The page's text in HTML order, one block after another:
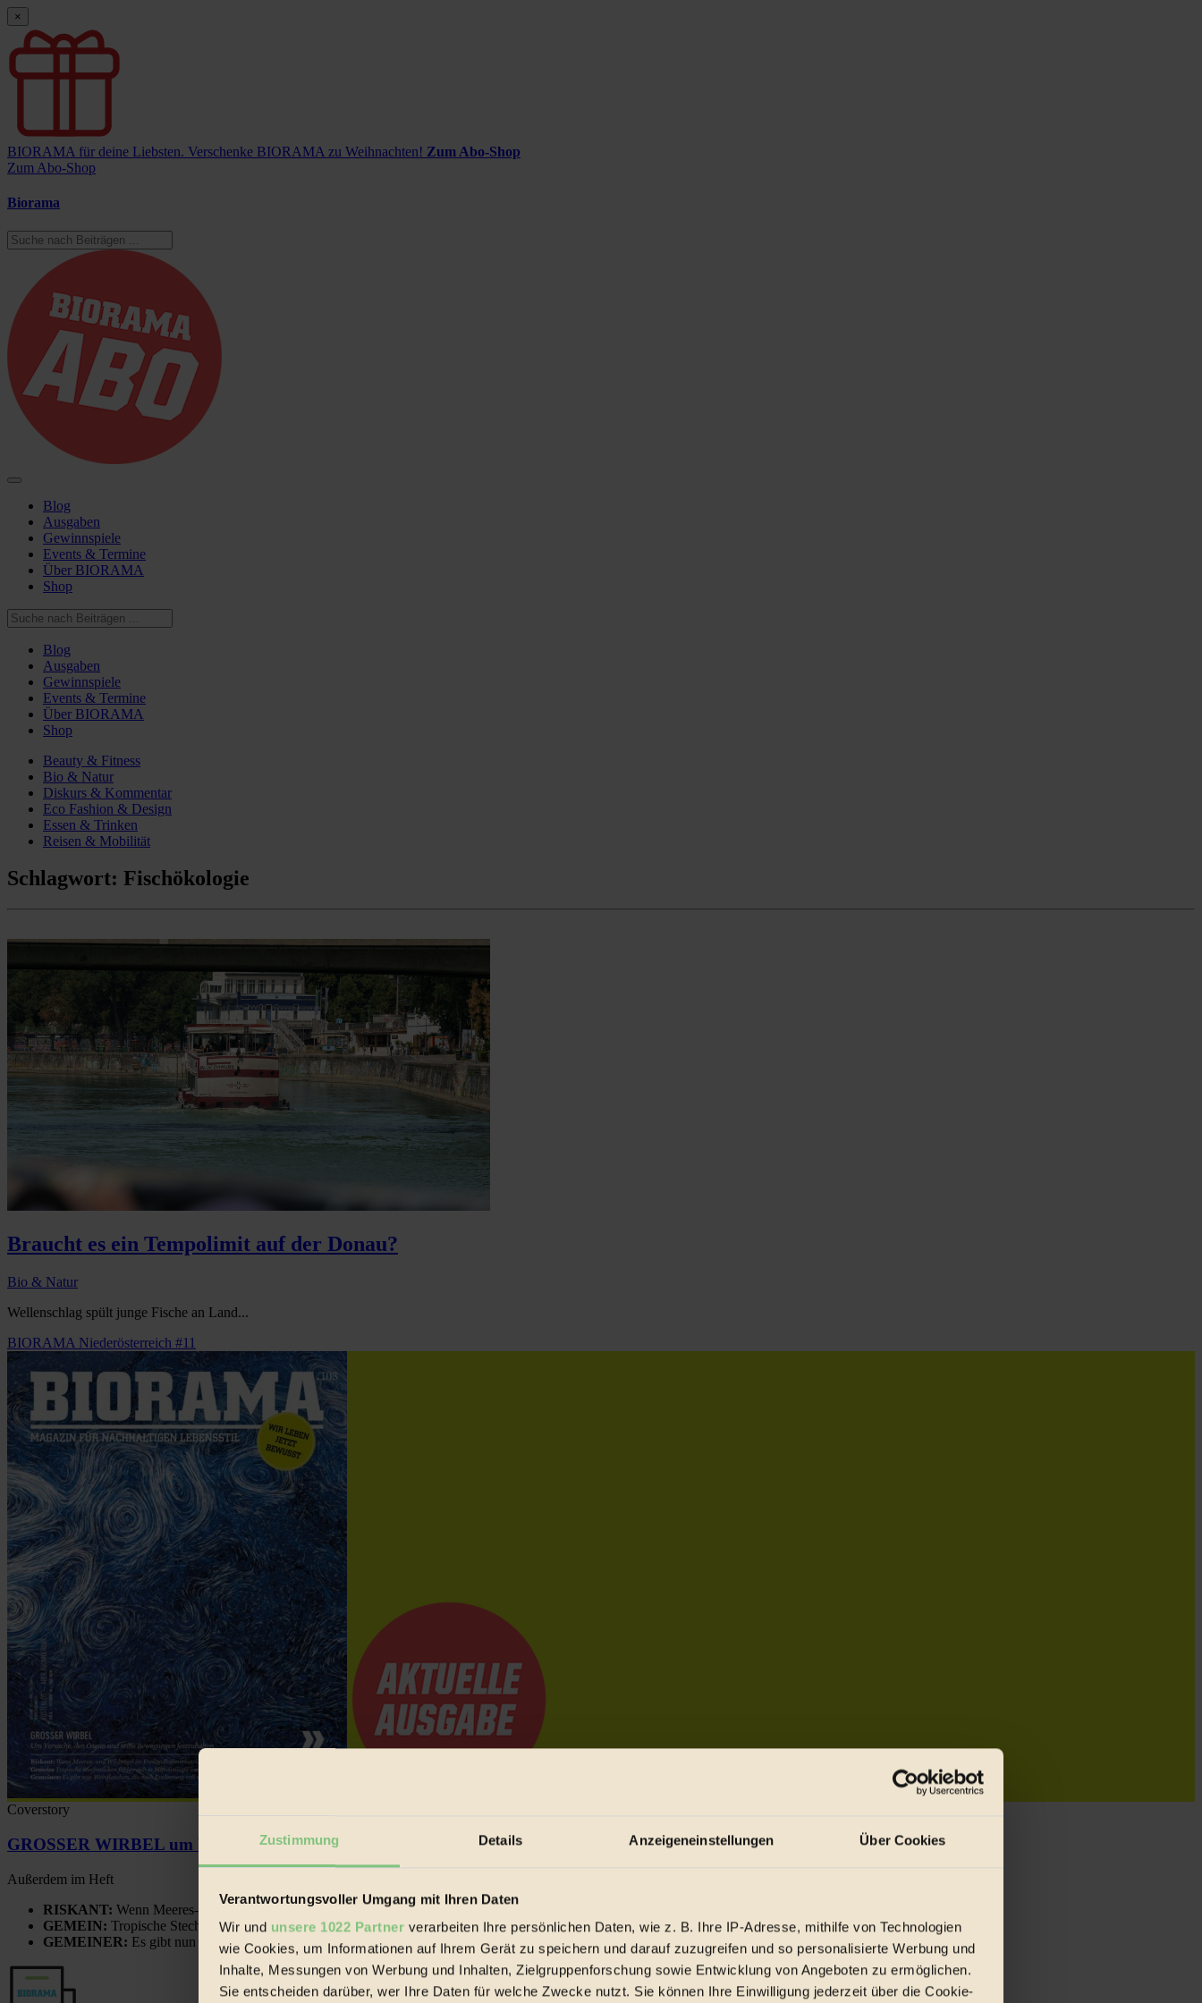
Zustimmung Details Anzeigeneinstellungen Über Cookies
Verantwortungsvoller Umgang mit Ihren Daten
Wir und unsere 1022 Partner verarbeiten Ihre persönlichen Daten, wie z. B. Ihre IP-Adresse, mithilfe von Technologien
wie Cookies, um Informationen auf Ihrem Gerät zu speichern und darauf zuzugreifen und so personalisierte Werbung und
Inhalte, Messungen von Werbung und Inhalten, Zielgruppenforschung sowie Entwicklung von Angeboten zu ermöglichen.
Sie entscheiden darüber, wer Ihre Daten für welche Zwecke nutzt. Sie können Ihre Einwilligung jederzeit über die Cookie-
×
BIORAMA für deine Liebsten. Verschenke BIORAMA zu Weihnachten! Zum Abo-Shop
Zum Abo-Shop
Biorama
Blog
Ausgaben
Gewinnspiele
Events & Termine
Über BIORAMA
Shop
Blog
Ausgaben
Gewinnspiele
Events & Termine
Über BIORAMA
Shop
Beauty & Fitness
Bio & Natur
Diskurs & Kommentar
Eco Fashion & Design
Essen & Trinken
Reisen & Mobilität
Schlagwort: Fischökologie
Braucht es ein Tempolimit auf der Donau?
Bio & Natur
Wellenschlag spült junge Fische an Land...
BIORAMA Niederösterreich #11
Coverstory
GROSSER WIRBEL um Versuche, den Ozean und seine Bewegungen festzuhalten.
Außerdem im Heft
RISKANT: Wenn Meeres- und Wildvögel im Freilandhühnerbetrieb vorbeischauen.
GEMEIN: Tropische Stechmücken fühlen sich in Mitteleuropa inziwschen oft zu Hause.
GEMEINER: Es gibt nun Weinflaschen, die nach Entleerung voll wieder zu dir zurückkommen.